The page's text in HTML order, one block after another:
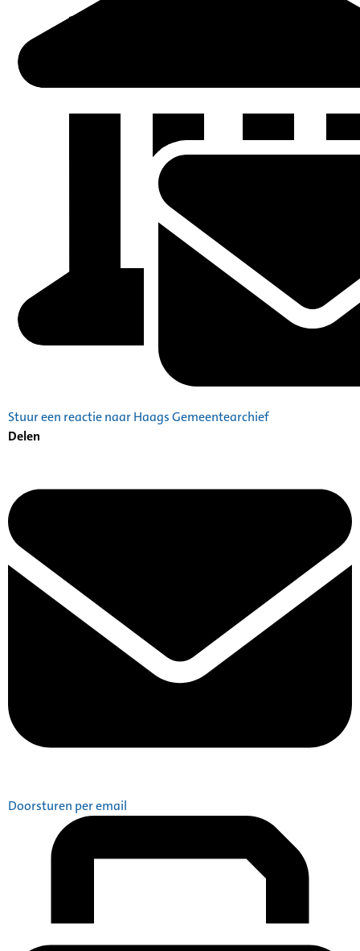
Stuur een reactie naar Haags Gemeentearchief
Delen
Doorsturen per email